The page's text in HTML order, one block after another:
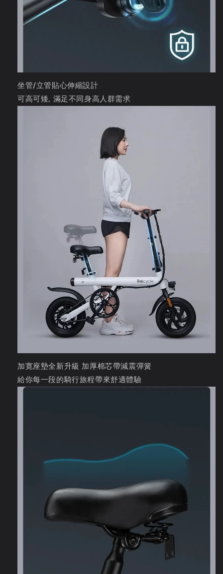
坐管/立管貼心伸縮設計
可高可矮, 滿足不同身高人群需求
加寛座墊全新升級 加厚棉芯帶減震彈簧
給你每一段的騎行旅程帶來舒適體驗